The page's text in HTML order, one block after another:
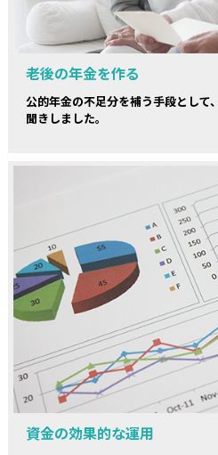
老後の年金を作る
公的年金の不足分を補う手段として
聞きしました。
資金の効果的な運用